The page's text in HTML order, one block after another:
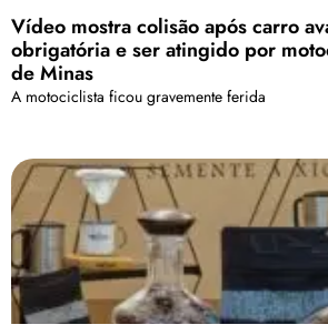
Vídeo mostra colisão após carro
obrigatória e ser atingido por
de Minas
A motociclista ficou gravemente ferida